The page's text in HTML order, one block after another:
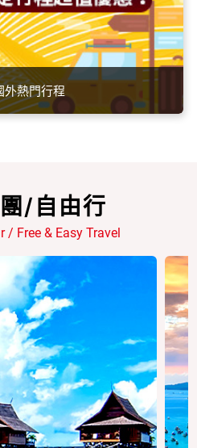
外熱門行程
/自由行
/ Free & Easy Travel